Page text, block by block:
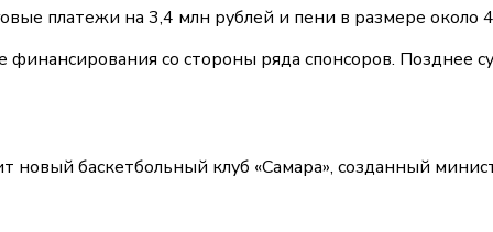
платежи на 3,4 млн рублей и пени в размере около
со стороны ряда спонсоров.
баскетбольный клуб «Самара», созданный